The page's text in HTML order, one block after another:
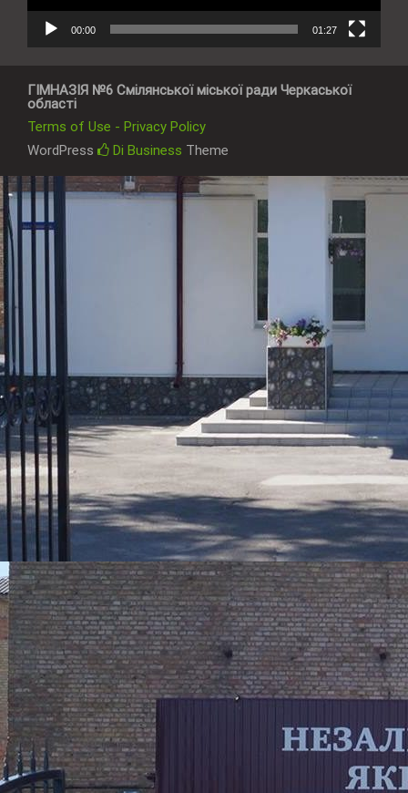
00:00 01:27
ГІМНАЗІЯ №6 Смілянської міської ради Черкаської
області
Terms of Use - Privacy Policy
WordPress
Di Business Theme